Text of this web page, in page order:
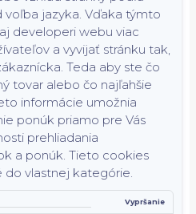
voľba jazyka. Vďaka týmto
developeri webu viac
a vyvijať stránku tak,
Teda aby ste čo
tovar alebo čo najľahšie
informácie umožnia
ponúk priamo pre Vás
prehliadania
a ponúk. Tieto cookies
do vlastnej kategórie.
Vypršanie